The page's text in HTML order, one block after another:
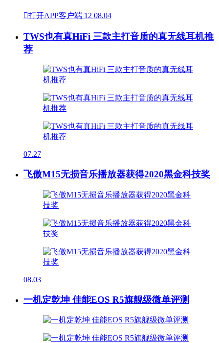
打开APP客户端 12 08.04
TWS也有真HiFi 三款主打音质的真无线耳机推
荐
07.27
飞傲M15无损音乐播放器获得2020黑金科技奖
08.03
一机定乾坤 佳能EOS R5旗舰级微单评测